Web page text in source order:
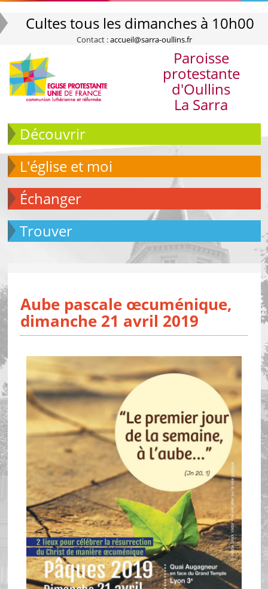
Cultes tous les dimanches à 10h00
Contact :accueil@sarra-oullins.fr
Paroisse
protestante
d'Oullins
La Sarra
Découvrir
L'église et moi
échanger
Trouver
Aube pascale œcuménique,
dimanche 21 avril 2019